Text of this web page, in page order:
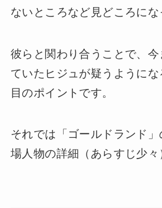
ないところなど見どころにな
彼らと関わり合うことで、
ていたヒジュが疑うように
目のポイントです。
それでは「ゴールドランド
場人物の詳細（あらすじ少々